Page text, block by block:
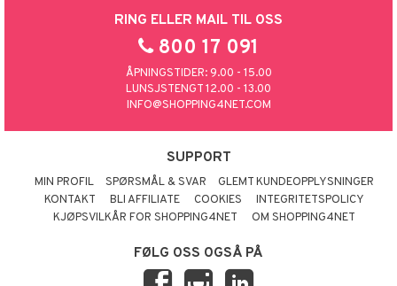
RING ELLER MAIL TIL OSS
800 17 091
ÅPNINGSTIDER: 9.00 - 15.00
LUNSJSTENGT 12.00 - 13.00
INFO@SHOPPING4NET.COM
SUPPORT
MIN PROFIL SPØRSMÅL & SVAR
GLEMT KUNDEOPPLYSNINGER
KONTAKT
BLI AFFILIATE COOKIES
INTEGRITETSPOLICY
KJØPSVILKÅR FOR SHOPPING4NET
OM SHOPPING4NET
FØLG OSS OGSÅ PÅ